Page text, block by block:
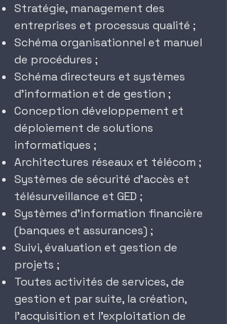
Stratégie, management des
entreprises et processus qualité ;
Schéma organisationnel et manuel
de procédures ;
Schéma directeurs et systèmes
d’information et de gestion ;
Conception développement et
déploiement de solutions
informatiques ;
Architectures réseaux et télécom ;
Systèmes de sécurité d’accès et
télésurveillance et GED ;
Systèmes d’information financière
(banques et assurances) ;
Suivi, évaluation et gestion de
projets ;
Toutes activités de services, de
gestion et par suite, la création,
l’acquisition et l’exploitation de